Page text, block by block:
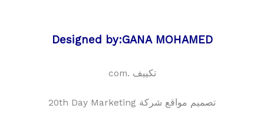
Designed by:GANA MOHAMED
تكييف .com
تصميم مواقع شركة 20th Day Marketing